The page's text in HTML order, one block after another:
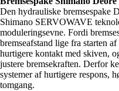
Den hydrauliske bremsespake
Shimano SERVOWAVE
moduleringsevne. Fordi
bremseafstand lige fra starten
hurtigere kontakt med skiven,
justere bremsekraften. Derfor
systemer af hurtigere respons,
tomgang.